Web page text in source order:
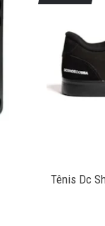
Tênis Dc